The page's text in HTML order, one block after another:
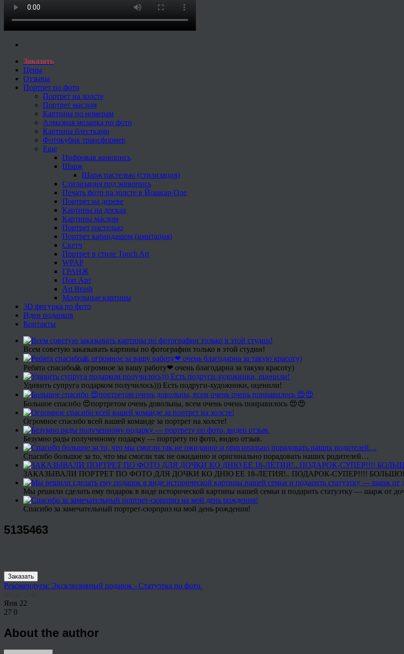
Заказать
Цены
Отзывы
Портрет по фото
Портрет на холсте
Портрет маслом
Картины по номерам
Алмазная мозаика по фото
Картины блестками
Фотокубик трансформер
Еще
Цифровая живопись
Шарж
Шарж пастелью (стилизация)
Стилизация под живопись
Печать фото на холсте в Йошкар-Оле
Портрет на дереве
Картины на досках
Картины маслом
Портрет пастелью
Портрет карандашом (имитация)
Скетч
Портрет в стиле Touch Art
WPAP
ГРАНЖ
Поп Арт
Art Brush
Модульные картины
3D фигурка по фото
Идеи подарков
Контакты
Всем советую заказывать картины по фотографии только в этой студии!
Ребята спасибо🙏 огромное за вашу работу❤ очень благодарна за такую красоту)
Удивить супруга подарком получилось))) Есть подруги-художники, оценили!
Большое спасибо 😍портретом очень довольны, всем очень очень понравилось 😍😍
Огромное спасибо всей вашей команде за портрет на холсте!
Безумно рады полученному подарку — портрету по фото, видео отзыв.
Спасибо большое за то, что мы смогли так не ожиданно и оригинально порадовать наших родителей…
ЗАКАЗЫВАЛИ ПОРТРЕТ ПО ФОТО ДЛЯ ДОЧКИ КО ДНЮ ЕЕ 18-ЛЕТИЯ!.. ПОДАРОК-СУПЕР!!!!
Мы решили сделать ему подарок в виде исторической картины нашей семьи и подарить статуэтку — шарж от
Спасибо за замечательный портрет-сюрприз на мой день рождения!
5135463
Заказать
Рекомендуем: Эксклюзивный подарок - Статуэтка по фото.
Янв 22
27 0
About the author